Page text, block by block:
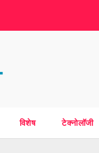
विशेष टेक्नोलॉजी